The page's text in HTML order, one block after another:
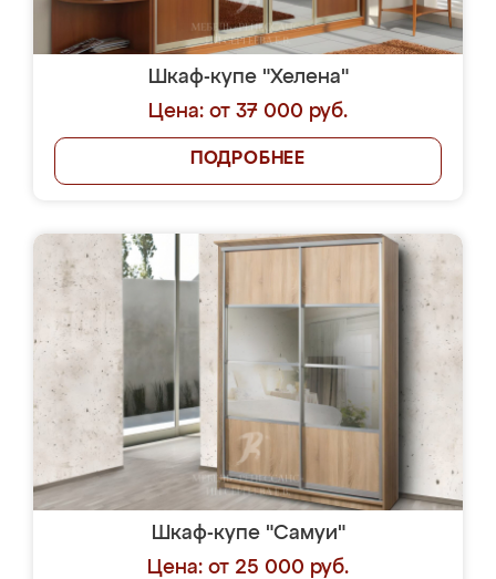
Шкаф-купе "Хелена"
Цена: от 37 000 руб.
ПОДРОБНЕЕ
Шкаф-купе "Самуи"
Цена: от 25 000 руб.